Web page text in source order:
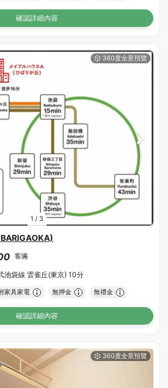
確認詳細內容
1 / 3
客滿
池袋線 雲雀丘(東京) 10分
家具家電 無押金 無禮金
確認詳細內容